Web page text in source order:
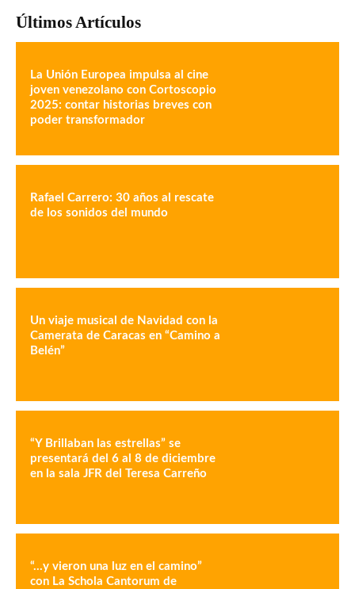
Últimos Artículos
La Unión Europea impulsa al cine
joven venezolano con Cortoscopio
2025: contar historias breves con
poder transformador
Rafael Carrero: 30 años al rescate
de los sonidos del mundo
Un viaje musical de Navidad con la
Camerata de Caracas en “Camino a
Belén”
“Y Brillaban las estrellas” se
presentará del 6 al 8 de diciembre
en la sala JFR del Teresa Carreño
“…y vieron una luz en el camino”
con La Schola Cantorum de